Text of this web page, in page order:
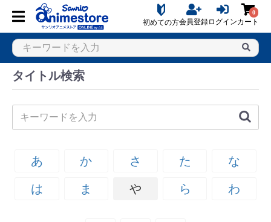
初めての方会員登録ログイン
0
カート
タイトル検索
あ か さ た
な
は
ま や ら わ